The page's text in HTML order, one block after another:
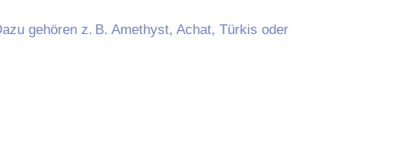
gehören z. B. Amethyst, Achat, Türkis oder